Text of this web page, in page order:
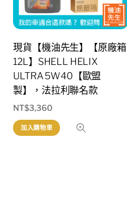
現貨【機油先生】【原廠箱
12L】SHELL HELIX
ULTRA 5W40【歐盟
製】，法拉利聯名款
NT$3,360
加入購物車